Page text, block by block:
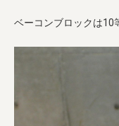
ベーコンブロックは10